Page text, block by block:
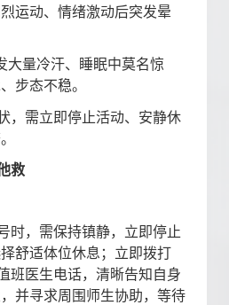
运动、情绪激动后突发晕
大量冷汗、睡眠中莫名惊
步态不稳。
，需立即停止活动、安静休
救
时，需保持镇静， 立即停止
舒适体位休息；立即拨打
班医生电话，清晰告知自身
并寻求周围师生协助，等待